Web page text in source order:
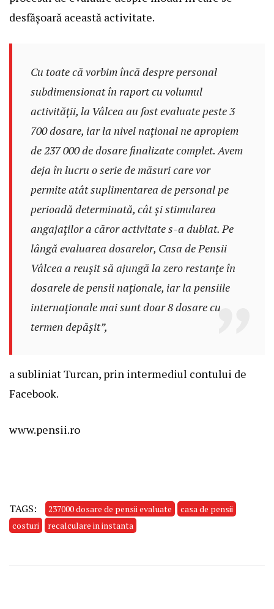
desfășoară această activitate.
Cu toate că vorbim încă despre personal
subdimensionat în raport cu volumul
activității, la Vâlcea au fost evaluate peste 3
700 dosare, iar la nivel național ne apropiem
de 237 000 de dosare finalizate complet. Avem
deja în lucru o serie de măsuri care vor
permite atât suplimentarea de personal pe
perioadă determinată, cât și stimularea
angajaților a căror activitate s-a dublat. Pe
lângă evaluarea dosarelor, Casa de Pensii
Vâlcea a reușit să ajungă la zero restanțe în
dosarele de pensii naționale, iar la pensiile
internaționale mai sunt doar 8 dosare cu
termen depășit”,
a subliniat Turcan, prin intermediul contului de
Facebook.
www.pensii.ro
TAGS: 237000 dosare de pensii evaluate
casa de pensii
costuri
recalculare in instanta